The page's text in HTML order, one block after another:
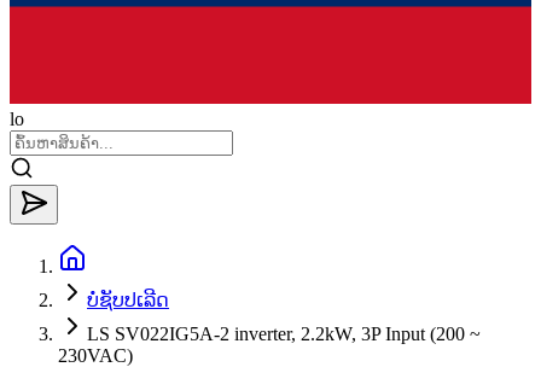
lo
ບໍ່ຊັບປເລີດ
LS SV022IG5A-2 inverter, 2.2kW, 3P Input (200 ~
230VAC)